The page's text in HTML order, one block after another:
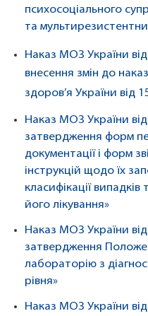
психосоціального
та
Наказ МОЗ України
внесення змін до
здоров’я України від
Наказ МОЗ України
затвердження форм
документації і форм
інструкцій щодо їх
класифікації
його лікування»
Наказ МОЗ України
затвердження
лабораторію з
рівня»
Наказ МОЗ України